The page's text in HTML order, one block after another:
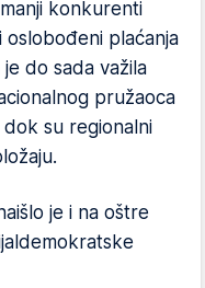
konkurenti
oslobođeni plaćanja
do sada važila
pružaoca
su regionalni
je i na oštre